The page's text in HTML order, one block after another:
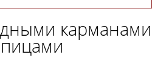
карманами